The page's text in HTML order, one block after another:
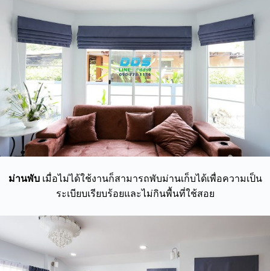
ม่านพับเมื่อไม่ได้ใช้งานก็สามารถพับม่านเก็บได้เพื่อความเป็น
ระเบียบเรียบร้อยและไม่กินพื้นที่ใช้สอย